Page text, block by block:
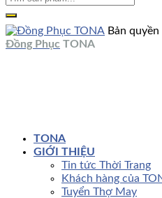
Bản
Đồng Phục TONA
TONA
GIỚI THIỆU
Tin tức Thời Trang
Khách hàng của
Tuyển Thợ May